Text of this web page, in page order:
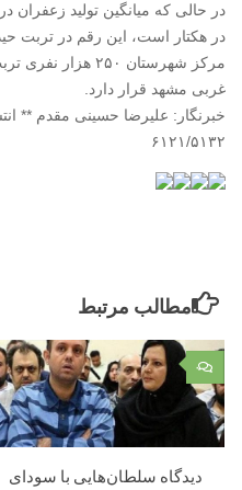
در حالی که میانگین تولید
در هکتار است، این رقم در تربت حیدریه به ۴٫۲
غربی مشهد قرار دارد.
خبرنگار: علیرضا حسینی مقدم **
۶۱۲۱/۵۱۳۲
مطالب مرتبط
۰
دیدگاه سلطان‌هایی با سودای